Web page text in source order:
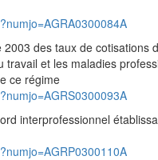
des taux de cotisations
et les maladies
ce régime
interprofessionnel